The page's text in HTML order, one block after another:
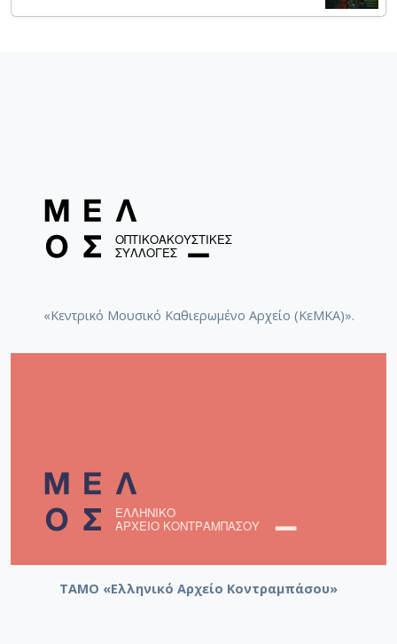
κοντραμπάσα της ορχήστρας. Ο συνθέτης
«Κεντρικό Μουσικό Καθιερωμένο Αρχείο (ΚεΜΚΑ)».
ΤΑΜΟ «Ελληνικό Αρχείο Κοντραμπάσου»